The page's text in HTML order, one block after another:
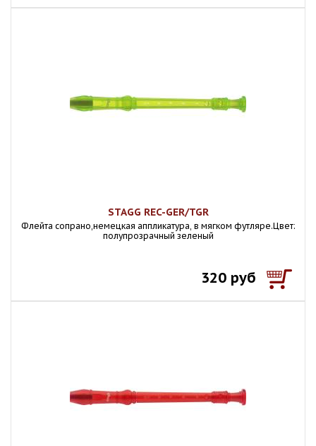
STAGG REC-GER/TGR
Флейта сопрано,немецкая аппликатура, в мягком футляре.Цвет:
полупрозрачный зеленый
320 руб